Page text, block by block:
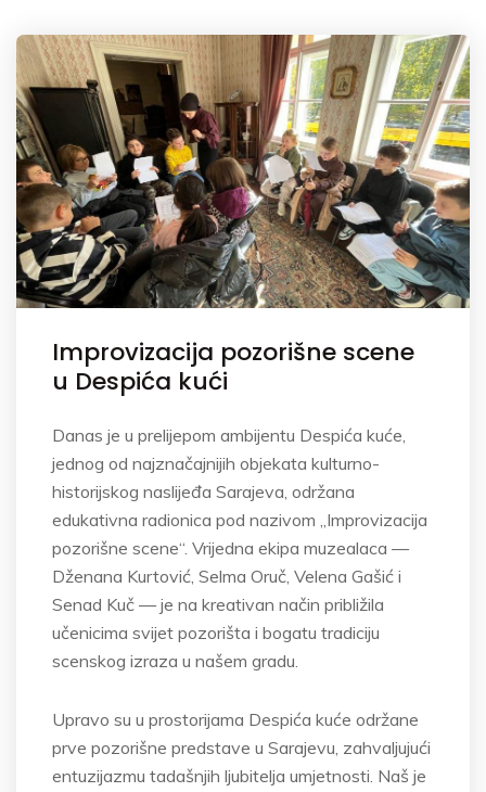
Improvizacija pozorišne scene
u Despića kući
Danas je u prelijepom ambijentu Despića kuće,
jednog od najznačajnijih objekata kulturno-
historijskog naslijeđa Sarajeva, održana
edukativna radionica pod nazivom „Improvizacija
pozorišne scene“. Vrijedna ekipa muzealaca —
Dženana Kurtović, Selma Oruč, Velena Gašić i
Senad Kuč — je na kreativan način približila
učenicima svijet pozorišta i bogatu tradiciju
scenskog izraza u našem gradu.
Upravo su u prostorijama Despića kuće održane
prve pozorišne predstave u Sarajevu, zahvaljujući
entuzijazmu tadašnjih ljubitelja umjetnosti. Naš je